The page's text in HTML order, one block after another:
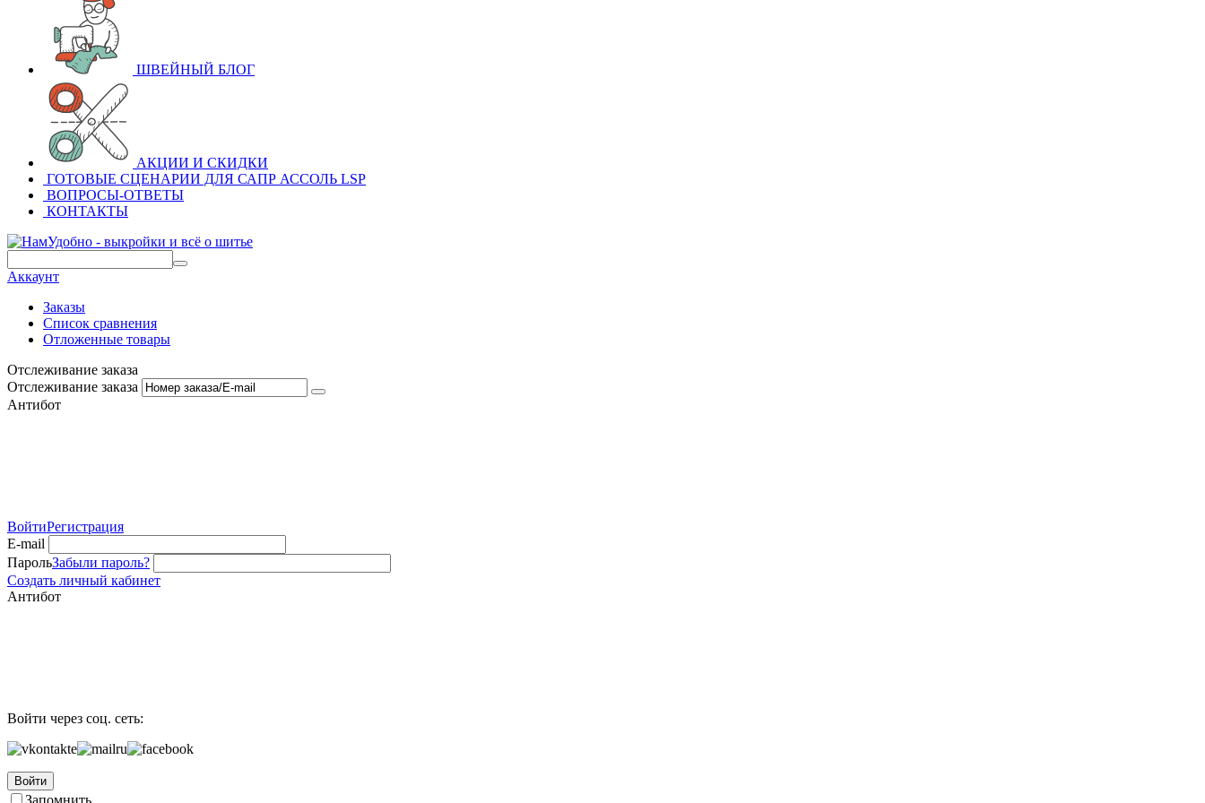
ШВЕЙНЫЙ БЛОГ
АКЦИИ И СКИДКИ
ГОТОВЫЕ СЦЕНАРИИ ДЛЯ САПР АССОЛЬ LSP
ВОПРОСЫ-ОТВЕТЫ
КОНТАКТЫ
Аккаунт
Заказы
Список сравнения
Отложенные товары
Отслеживание заказа
Отслеживание заказа
Антибот
ВойтиРегистрация
E-mail
ПарольЗабыли пароль?
Создать личный кабинет
Антибот
Войти через соц. сеть:
Войти
Запомнить